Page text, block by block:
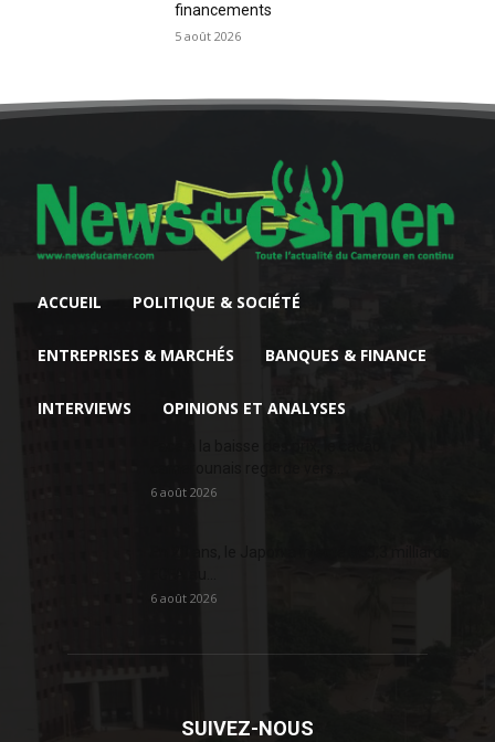
financements
5 août 2026
ACCUEIL POLITIQUE & SOCIÉTÉ
ENTREPRISES & MARCHÉS BANQUES & FINANCE
INTERVIEWS OPINIONS ET ANALYSES
6 août 2026
6 août 2026
SUIVEZ-NOUS